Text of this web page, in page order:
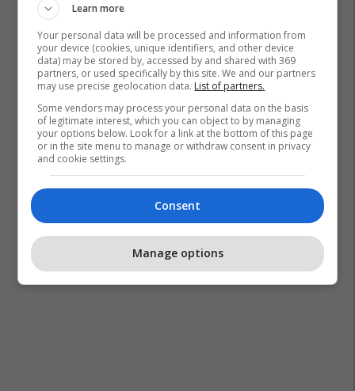
Abdul Selman Maftoon Badakhshan
Kryeministri
Afganistani
American Idol
Justin Trudeau
Këngëtar
Kanada Sozia
Learn more
Your personal data will be processed and information from
your device (cookies, unique identifiers, and other device
data) may be stored by, accessed by and shared with 369
partners, or used specifically by this site. We and our partners
may use precise geolocation data. List of partners.
Some vendors may process your personal data on the basis
of legitimate interest, which you can object to by managing
your options below. Look for a link at the bottom of this page
or in the site menu to manage or withdraw consent in privacy
and cookie settings.
Consent
Manage options